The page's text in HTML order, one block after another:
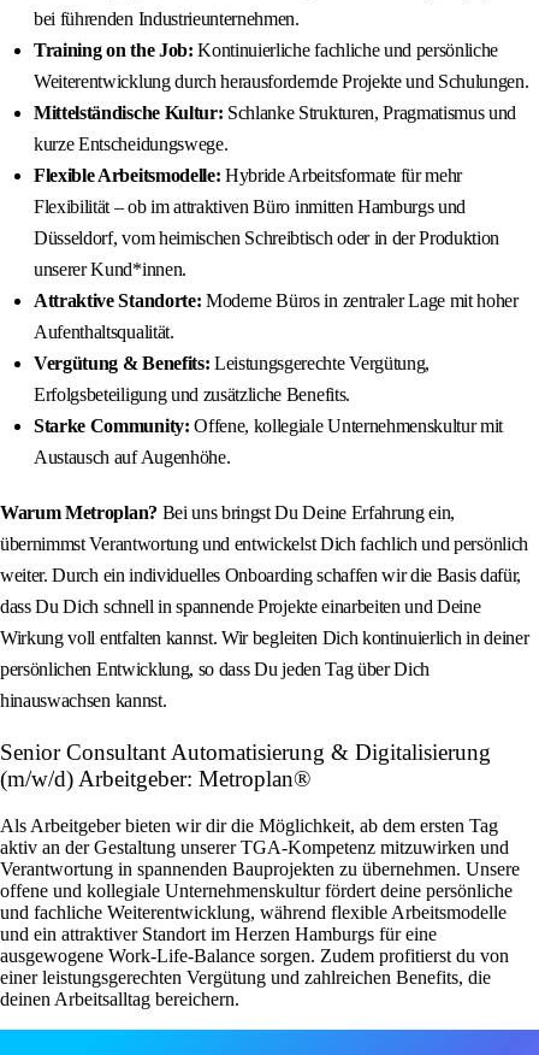
bei führenden Industrieunternehmen.
Training on the Job: Kontinuierliche fachliche und persönliche
Weiterentwicklung durch herausfordernde Projekte und Schulungen.
Mittelständische Kultur: Schlanke Strukturen, Pragmatismus und
kurze Entscheidungswege.
Flexible Arbeitsmodelle: Hybride Arbeitsformate für mehr
Flexibilität – ob im attraktiven Büro inmitten Hamburgs und
Düsseldorf, vom heimischen Schreibtisch oder in der Produktion
unserer Kund*innen.
Attraktive Standorte: Moderne Büros in zentraler Lage mit hoher
Aufenthaltsqualität.
Vergütung & Benefits: Leistungsgerechte Vergütung,
Erfolgsbeteiligung und zusätzliche Benefits.
Starke Community: Offene, kollegiale Unternehmenskultur mit
Austausch auf Augenhöhe.
Warum Metroplan? Bei uns bringst Du Deine Erfahrung ein,
übernimmst Verantwortung und entwickelst Dich fachlich und persönlich
weiter. Durch ein individuelles Onboarding schaffen wir die Basis dafür,
dass Du Dich schnell in spannende Projekte einarbeiten und Deine
Wirkung voll entfalten kannst. Wir begleiten Dich kontinuierlich in deiner
persönlichen Entwicklung, so dass Du jeden Tag über Dich
hinauswachsen kannst.
Senior Consultant Automatisierung & Digitalisierung
(m/w/d) Arbeitgeber: Metroplan®
Als Arbeitgeber bieten wir dir die Möglichkeit, ab dem ersten Tag
aktiv an der Gestaltung unserer TGA-Kompetenz mitzuwirken und
Verantwortung in spannenden Bauprojekten zu übernehmen. Unsere
offene und kollegiale Unternehmenskultur fördert deine persönliche
und fachliche Weiterentwicklung, während flexible Arbeitsmodelle
und ein attraktiver Standort im Herzen Hamburgs für eine
ausgewogene Work-Life-Balance sorgen. Zudem profitierst du von
einer leistungsgerechten Vergütung und zahlreichen Benefits, die
deinen Arbeitsalltag bereichern.